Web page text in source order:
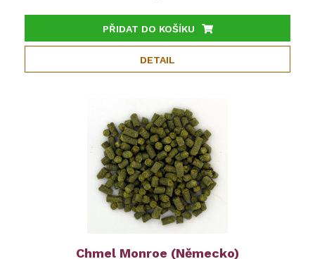
PŘIDAT DO KOŠÍKU
DETAIL
Chmel Monroe (Německo)